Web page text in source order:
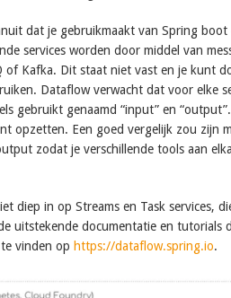
dat je gebruikmaakt van Spring
services worden door middel van
of Kafka. Dit staat niet vast en je kunt
Dataflow verwacht dat voor elke
gebruikt genaamd “input” en
opzetten. Een goed vergelijk zou zijn
zodat je verschillende tools aan
diep in op Streams en Task services,
uitstekende documentatie en tutorials
vinden op https://dataflow.spring.io.